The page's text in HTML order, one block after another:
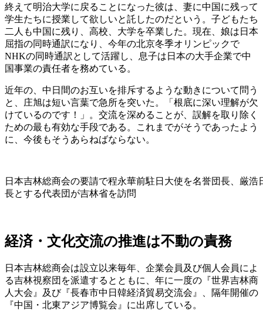
終えて明治大学に戻ることになった彼は、妻に中国に残って
学生たちに授業して欲しいと託したのだという。子どもたち
二人も中国に残り、高校、大学を卒業した。現在、娘は日本
屈指の同時通訳になり、今年の北京冬季オリンピックで
NHKの同時通訳として活躍し、息子は日本の大手企業で中
国事業の責任者を務めている。
近年の、中日間のお互いを排斥するような動きについて問う
と、庄旭は短い言葉で急所を突いた。「根底に深い理解が欠
けているのです！」。交流を深めることが、誤解を取り除く
ための最も有効な手段である。これまでがそうであったよう
に、今後もそうあらねばならない。
日本吉林総商会の要請で程永華前駐日大使を名誉団長、厳浩
長とする代表団が吉林省を訪問
経済・文化交流の推進は不動の責務
日本吉林総商会は設立以来毎年、企業会員及び個人会員によ
る吉林視察団を派遣するとともに、年に一度の『世界吉林商
人大会』及び『長春市中日韓経済貿易交流会』、隔年開催の
『中国・北東アジア博覧会』に出席している。